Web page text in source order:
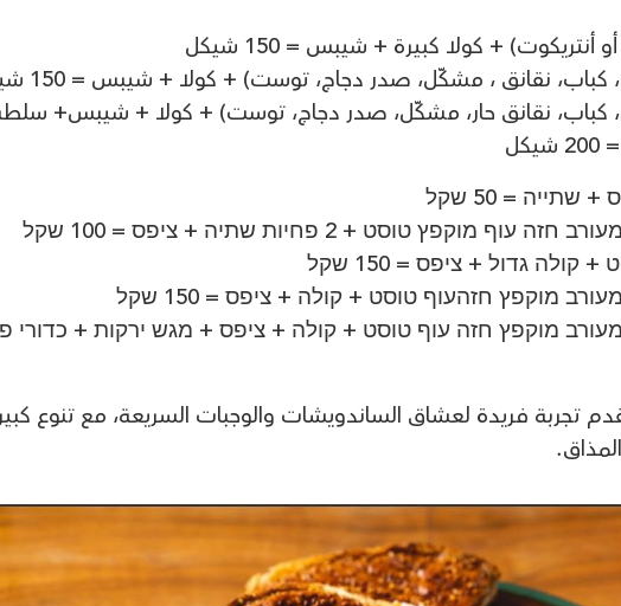
كباب، نقانق حار، مشكّل، صدر دجاج، توست) + كولا + شيبس+
= 50 שקל
מוקפץ חזה עוף טוסט + קולה + ציפס + מגש ירקות + כדורי
فريدة لعشاق الساندويشات والوجبات السريعة، مع تنوع